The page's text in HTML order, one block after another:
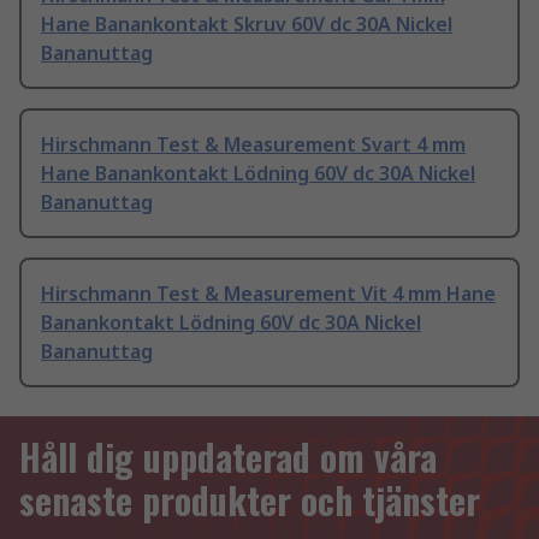
Hane Banankontakt Skruv 60V dc 30A Nickel
Bananuttag
Hirschmann Test & Measurement Svart 4 mm
Hane Banankontakt Lödning 60V dc 30A Nickel
Bananuttag
Hirschmann Test & Measurement Vit 4 mm Hane
Banankontakt Lödning 60V dc 30A Nickel
Bananuttag
Håll dig uppdaterad om våra
senaste produkter och tjänster